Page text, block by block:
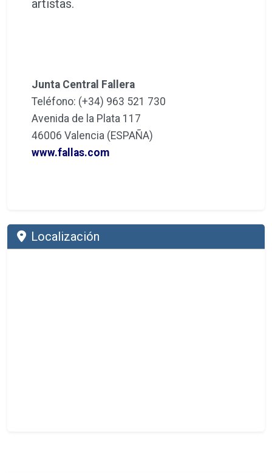
artistas.
Junta Central Fallera
Teléfono: (+34) 963 521 730
Avenida de la Plata 117
46006 Valencia (ESPAÑA)
www.fallas.com
Localización